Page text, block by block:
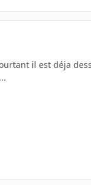
il est déja